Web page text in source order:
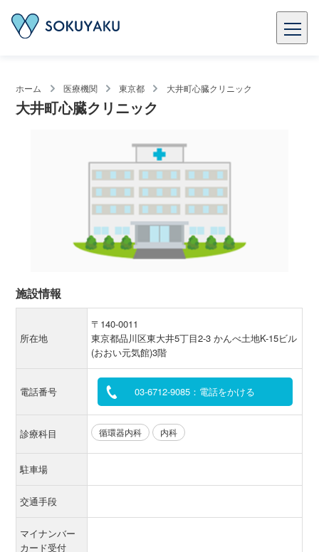
ホーム 医療機関 東京都 大井町心臓クリニック
大井町心臓クリニック
施設情報
所在地
〒140-0011
東京都品川区東大井5丁目2-3 かんべ土地K-15ビル
(おおい元気館)3階
電話番号 03-6712-9085：電話をかける
診療科目 循環器内科 内科
駐車場
交通手段
マイナンバー
カード受付